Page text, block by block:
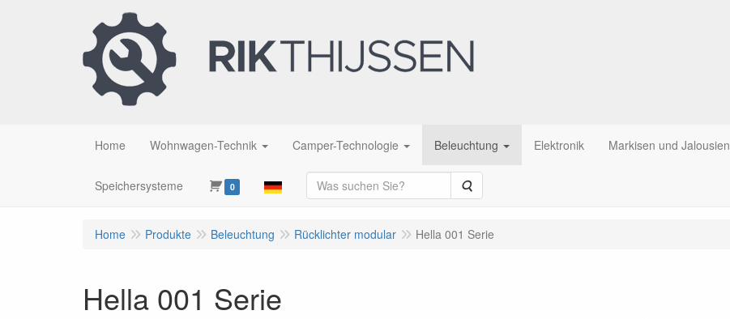
Home Wohnwagen-Technik Camper-Technologie Beleuchtung Elektronik Markisen und Jalousien
Speichersysteme 0 Suche
Home Produkte Beleuchtung Rücklichter modular Hella 001 Serie
Hella 001 Serie